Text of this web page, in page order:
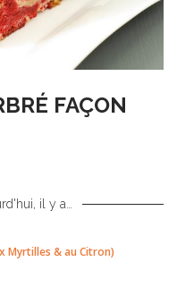
FAÇON
il y a…
Myrtilles & au Citron)